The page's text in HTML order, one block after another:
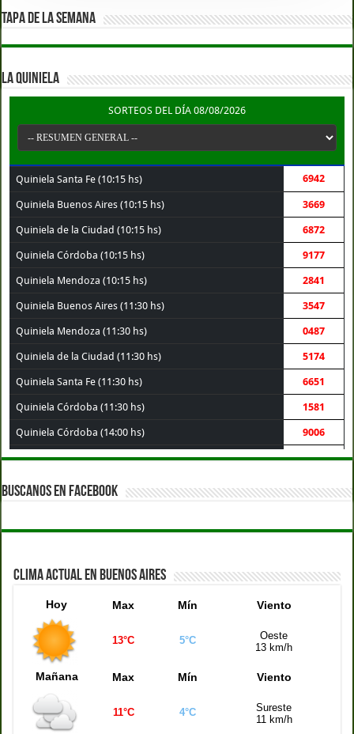
TAPA DE LA SEMANA
LA QUINIELA
SORTEOS DEL DÍA 08/08/2026
Quiniela Santa Fe (10:15 hs) 6942
Quiniela Buenos Aires (10:15 hs) 3669
Quiniela de la Ciudad (10:15 hs) 6872
Quiniela Córdoba (10:15 hs) 9177
Quiniela Mendoza (10:15 hs) 2841
Quiniela Buenos Aires (11:30 hs) 3547
Quiniela Mendoza (11:30 hs) 0487
Quiniela de la Ciudad (11:30 hs) 5174
Quiniela Santa Fe (11:30 hs) 6651
Quiniela Córdoba (11:30 hs) 1581
Quiniela Córdoba (14:00 hs) 9006
Quiniela Santa Fe (14:00 hs) 3069
Quiniela Buenos Aires (14:00 hs)
Quiniela Mendoza (14:00 hs) 7340
7337
Quiniela Santa Fe (17:30 hs)
Quiniela Buenos Aires (17:30 hs)
Quiniela de la Ciudad (17:30 hs)
Quiniela Buenos Aires (21:00 hs)
BUSCANOS EN FACEBOOK
CLIMA ACTUAL EN BUENOS AIRES
Hoy Max Mín Viento
13°C 5°C
Oeste
13 km/h
Mañana Max Mín Viento
11°C 4°C
Sureste
11 km/h